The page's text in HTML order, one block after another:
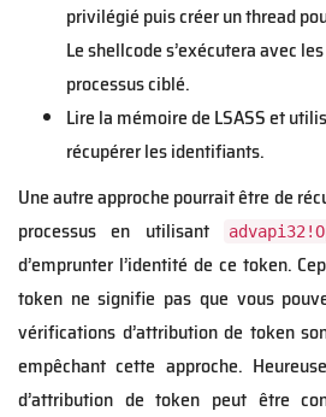
privilégié puis créer un thread
Le shellcode s’exécutera avec
processus ciblé.
Lire la mémoire de LSASS et
récupérer les identifiants.
Une autre approche pourrait être de
processus en utilisant
d’emprunter l’identité de ce token.
token ne signifie pas que vous
vérifications d’attribution de token
empêchant cette approche.
d’attribution de token peut être